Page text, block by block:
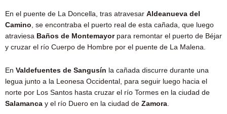
En el puente de La Doncella, tras atravesar Aldeanueva del
Camino , se encontraba el puerto real de esta cañada, que luego
atraviesa Baños de Montemayorpara remontar el puerto de Béjar
y cruzar el río Cuerpo de Hombre por el puente de La Malena.
En Valdefuentes de Sangusín la cañada discurre durante una
legua junto a la Leonesa Occidental, para seguir luego hacia el
norte por Los Santos hasta cruzar el río Tormes en la ciudad de
Salamanca y el río Duero en la ciudad de Zamora